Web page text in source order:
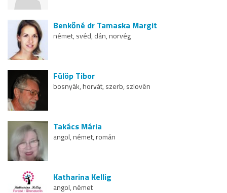
Benkőné dr Tamaska Margit
német, svéd, dán, norvég
Fülöp Tibor
bosnyák, horvát, szerb, szlovén
Takács Mária
angol, német, román
Katharina Kellig
angol, német